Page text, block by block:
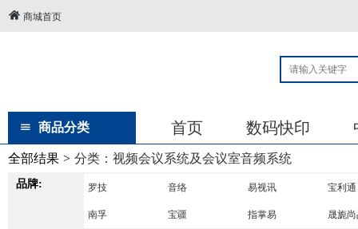
商城首页
商品分类 首页 数码快印
全部结果 > 分类： 视频会议系统及会议室音频系统
品牌: 罗技 音络 易视讯 宝利通
南孚 宝疆 指掌易 晟旎